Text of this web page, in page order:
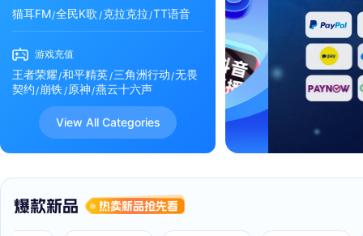
猫耳FM 全民K歌 克拉克拉 TT语音
游戏充值
王者荣耀 和平精英 三角洲行动 无畏
契约 崩铁 原神 燕云十六声
View All Categories